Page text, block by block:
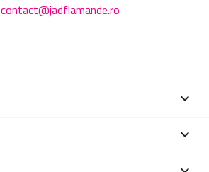
contact@jadflamande.ro

